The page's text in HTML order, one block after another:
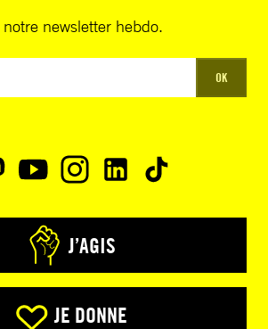
newsletter hebdo.
OK
J’AGIS
JE DONNE